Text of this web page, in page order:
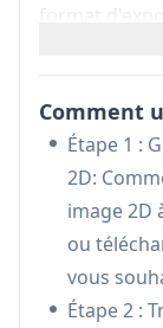
format
bibliothèque
créations.
en
intégrée
et de
Comment
Étape 1 :
2D:
image 2D
ou
vous
Étape 2 :